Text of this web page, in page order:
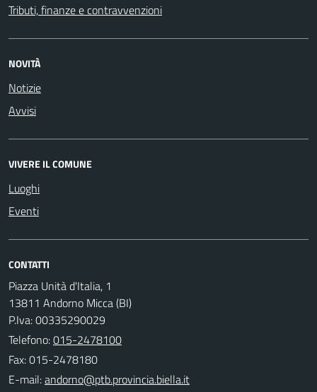
Tributi, finanze e contravvenzioni
NOVITÀ
Notizie
Avvisi
VIVERE IL COMUNE
Luoghi
Eventi
CONTATTI
Piazza Unità d'Italia, 1
13811 Andorno Micca (BI)
P.Iva: 00335290029
Telefono:015-2478100
Fax: 015-2478180
E-mail: